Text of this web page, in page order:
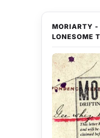
MORIARTY -
LONESOME